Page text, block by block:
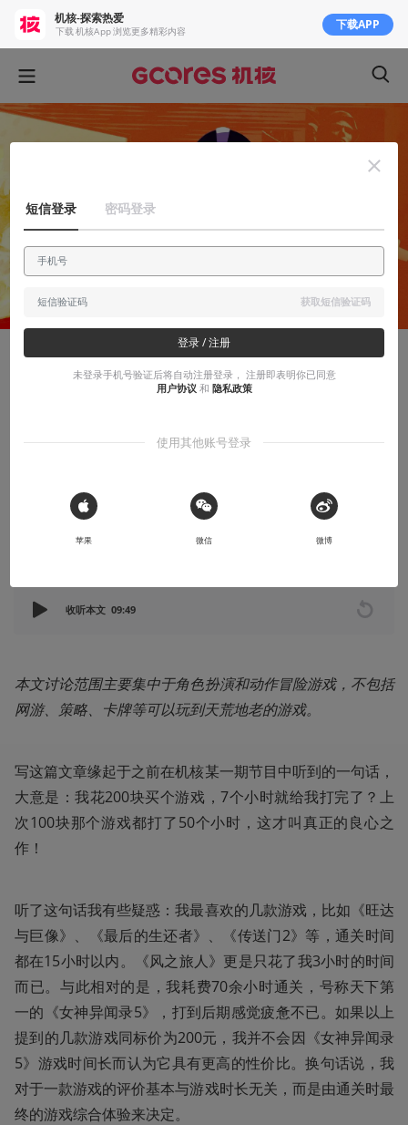
游戏时长VS游戏体验：究竟什么样算良心
Kensnow
收听本文 09:49
本文讨论范围主要集中于角色扮演和动作冒险游戏，不包括
网游、策略、卡牌等可以玩到天荒地老的游戏。
写这篇文章缘起于之前在机核某一期节目中听到的一句话，
大意是：我花200块买个游戏，7个小时就给我打完了？上
次100块那个游戏都打了50个小时，这才叫真正的良心之
作！
听了这句话我有些疑惑：我最喜欢的几款游戏，比如《旺达
与巨像》、《最后的生还者》、《传送门2》等，通关时间
都在15小时以内。《风之旅人》更是只花了我3小时的时间
而已。与此相对的是，我耗费70余小时通关，号称天下第
一的《女神异闻录5》，打到后期感觉疲惫不已。如果以上
提到的几款游戏同标价为200元，我并不会因《女神异闻录
5》游戏时间长而认为它具有更高的性价比。换句话说，我
对于一款游戏的评价基本与游戏时长无关，而是由通关时最
终的游戏综合体验来决定。
机核-探索热爱
下载 机核App 浏览更多精彩内容 下载APP
短信登录 密码登录
获取短信验证码
登录 / 注册
未登录手机号验证后将自动注册登录， 注册即表明你已同意
用户协议 和 隐私政策
使用其他账号登录
 Sign in with Apple
苹果 微信 微博